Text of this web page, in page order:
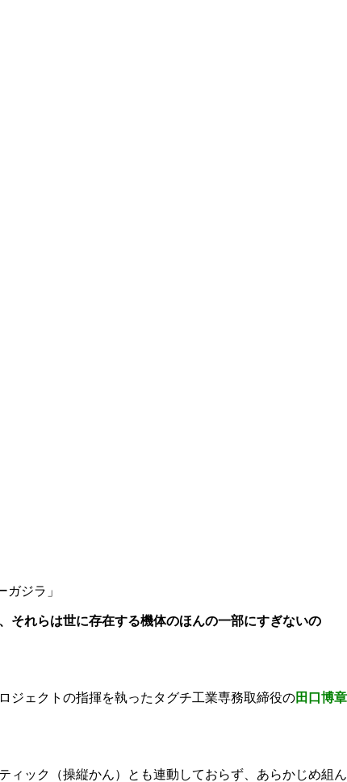
ジラ」
れらは世に存在する機体のほんの一部にすぎないの
ェクトの指揮を執ったタグチ工業専務取締役の田口博章
ィック（操縦かん）とも連動しておらず、あらかじめ組ん